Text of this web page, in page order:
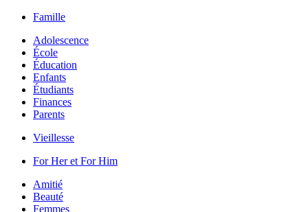
Famille
Adolescence
École
Éducation
Enfants
Étudiants
Finances
Parents
Vieillesse
For Her et For Him
Amitié
Beauté
Femmes